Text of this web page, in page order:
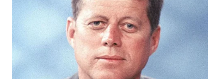
WN
LABUHANBATU